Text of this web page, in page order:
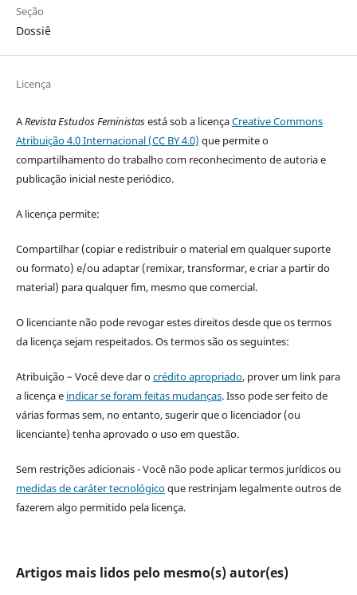
Seção
Dossiê
Licença
ARevista Estudos Feministasestá sob a licençaCreative Commons
Atribuição 4.0 Internacional (CC BY 4.0) que permite o
compartilhamento do trabalho com reconhecimento de autoria e
publicação inicial neste periódico.
A licença permite:
Compartilhar (copiar e redistribuir o material em qualquer suporte
ou formato) e/ou adaptar (remixar, transformar, e criar a partir do
material) para qualquer fim, mesmo que comercial.
O licenciante não pode revogar estes direitos desde que os termos
da licença sejam respeitados. Os termos são os seguintes:
Atribuição – Você deve dar ocrédito apropriado, prover um link para
a licença e indicar se foram feitas mudanças. Isso pode ser feito de
várias formas sem, no entanto, sugerir que o licenciador (ou
licenciante) tenha aprovado o uso em questão.
Sem restrições adicionais - Você não pode aplicar termos jurídicos ou
medidas de caráter tecnológicoque restrinjam legalmente outros de
fazerem algo permitido pela licença.
Artigos mais lidos pelo mesmo(s) autor(es)